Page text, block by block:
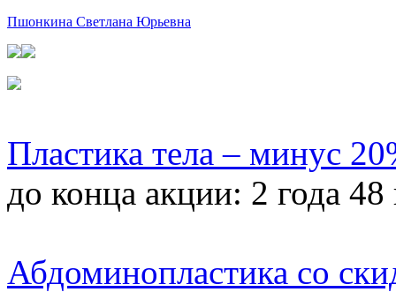
Пшонкина Светлана Юрьевна
Пластика тела – минус
до конца акции: 2 года 48
Абдоминопластика со